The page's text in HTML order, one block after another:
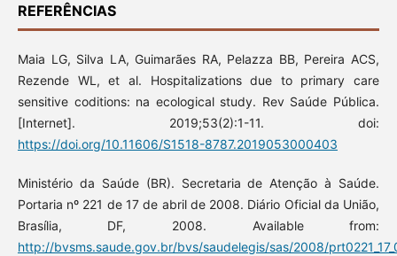
REFERÊNCIAS
Maia LG, Silva LA, Guimarães RA, Pelazza BB, Pereira ACS,
Rezende WL, et al. Hospitalizations due to primary care
sensitive coditions: na ecological study. Rev Saúde Pública.
[Internet]. 2019;53(2):1-11. doi:
https://doi.org/10.11606/S1518-8787.2019053000403
Ministério da Saúde (BR). Secretaria de Atenção à Saúde.
Portaria nº 221 de 17 de abril de 2008. Diário Oficial da União,
Brasília, DF, 2008. Available from:
http://bvsms.saude.gov.br/bvs/saudelegis/sas/2008/